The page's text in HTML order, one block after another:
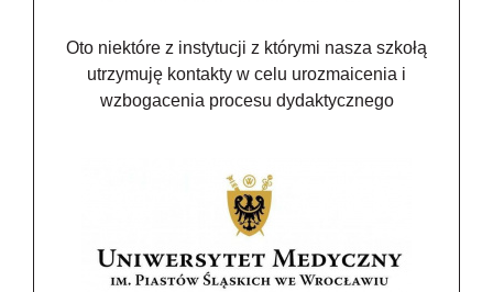
Oto niektóre z instytucji z którymi nasza szkołą
utrzymuję kontakty w celu urozmaicenia i
wzbogacenia procesu dydaktycznego